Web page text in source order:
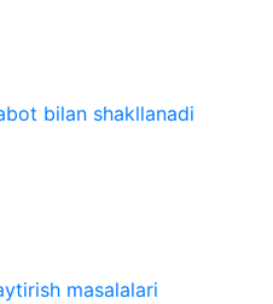
bilan shakllanadi
masalalari